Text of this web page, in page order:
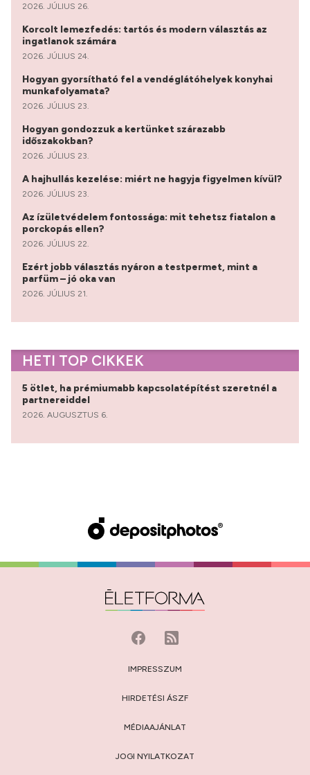
2026. JÚLIUS 26.
Korcolt lemezfedés: tartós és modern választás az
ingatlanok számára
2026. JÚLIUS 24.
Hogyan gyorsítható fel a vendéglátóhelyek konyhai
munkafolyamata?
2026. JÚLIUS 23.
Hogyan gondozzuk a kertünket szárazabb
időszakokban?
2026. JÚLIUS 23.
A hajhullás kezelése: miért ne hagyja figyelmen kívül?
2026. JÚLIUS 23.
Az ízületvédelem fontossága: mit tehetsz fiatalon a
porckopás ellen?
2026. JÚLIUS 22.
Ezért jobb választás nyáron a testpermet, mint a
parfüm – jó oka van
2026. JÚLIUS 21.
HETI TOP CIKKEK
5 ötlet, ha prémiumabb kapcsolatépítést szeretnél a
partnereiddel
2026. AUGUSZTUS 6.
IMPRESSZUM
HIRDETÉSI ÁSZF
MÉDIAAJÁNLAT
JOGI NYILATKOZAT